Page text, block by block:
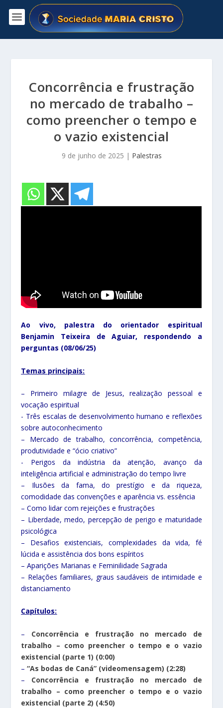
Concorrência e frustração
no mercado de trabalho –
como preencher o tempo e
o vazio existencial
9 de junho de 2025 | Palestras
Ao vivo, palestra do orientador espiritual
Benjamin Teixeira de Aguiar, respondendo a
perguntas (08/06/25)
Temas principais:
– ⁠Primeiro milagre de Jesus, realização pessoal e
vocação espiritual
⁠- ⁠Três escalas de desenvolvimento humano e reflexões
sobre autoconhecimento
– ⁠Mercado de trabalho, concorrência, competência,
produtividade e “ócio criativo”
⁠- ⁠Perigos da indústria da atenção, avanço da
inteligência artificial e administração do tempo livre
– ⁠Ilusões da fama, do prestígio e da riqueza,
comodidade das convenções e aparência vs. essência
– ⁠Como lidar com rejeições e frustrações
– ⁠Liberdade, medo, percepção de perigo e maturidade
psicológica
– ⁠Desafios existenciais, complexidades da vida, fé
lúcida e assistência dos bons espíritos
– ⁠Aparições Marianas e Feminilidade Sagrada
– ⁠Relações familiares, graus saudáveis de intimidade e
distanciamento
Capítulos:
– Concorrência e frustração no mercado de
trabalho – como preencher o tempo e o vazio
existencial (parte 1) (0:00)
–“As bodas de Caná” (videomensagem) (2:28)
– Concorrência e frustração no mercado de
trabalho – como preencher o tempo e o vazio
existencial (parte 2) (4:50)